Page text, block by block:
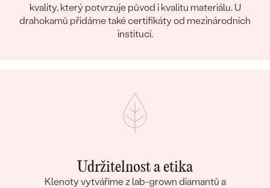
kvality, který potvrzuje původ i kvalitu materiálu. U
drahokamů přidáme také certifikáty od mezinárodních
institucí.
Udržitelnost a etika
Klenoty vytváříme z lab-grown diamantů a